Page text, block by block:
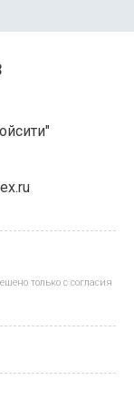
только с согласия